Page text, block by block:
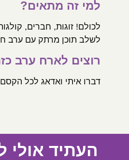
למי זה מתאים?
לכולם! זוגות, חברים,
לשלב תוכן מרתק עם ערב
רוצים לארח ערב
דברו איתי ואדאג לכל
העתיד אולי